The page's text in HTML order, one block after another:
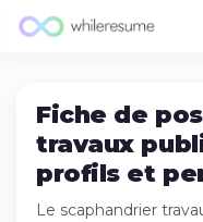
Fiche de
travaux
profils et
Le scaphandrier